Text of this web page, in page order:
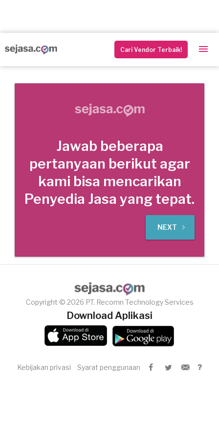
Cari Vendor Terbaik!
Jawab beberapa
pertanyaan berikut agar
kami bisa mencarikan
Penyedia Jasa yang tepat.
NEXT
Copyright © 2026 PT. Recomn Technology Services
Download Aplikasi
Kebijakan privasi Syarat penggunaan